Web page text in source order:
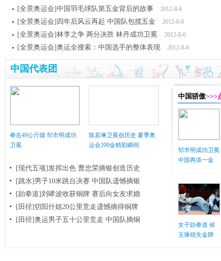
[全景奥运会]中国羽毛球队第五金背后的故事 2012-8-6
[全景奥运会]四年后风云再起 中国队包揽五金 2012-8-6
[全景奥运会]林李之争 两分决胜 林丹成功卫冕 2012-8-6
[全景奥运会]奥运全搜索：中国选手的整体表现 2012-8-6
中国代表团
拳击49公斤级 邹市明成功
卫冕
陈若琳卫冕创历史 夏季奥
运会200金精彩瞬间
[现代五项]发挥出色 曹忠荣摘银创造历史
[跳水]男子10米跳台决赛 中国队遗憾摘银
[跆拳道]刘哮波收获铜牌 赛后向女友求婚
[田径]切阳什姐20公里竞走遗憾摘得铜牌
[田径]奥运男子五十公里竞走 中国队摘铜
中国骄傲>>>
邹市明成功卫冕
中国再添一金
女子跆拳道 侯
玉琢错失金牌